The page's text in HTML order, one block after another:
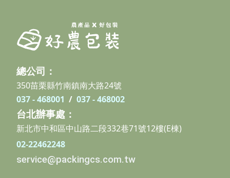
總公司：
350苗栗縣竹南鎮南大路24號
037 - 468001 / 037 - 468002
台北辦事處：
新北市中和區中山路二段332巷71號12樓(E棟)
02-22462248
service@packingcs.com.tw